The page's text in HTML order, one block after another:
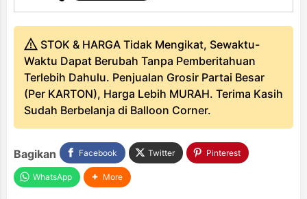
STOK & HARGA Tidak Mengikat, Sewaktu-
Waktu Dapat Berubah Tanpa Pemberitahuan
Terlebih Dahulu. Penjualan Grosir Partai Besar
(Per KARTON), Harga Lebih MURAH. Terima Kasih
Sudah Berbelanja di Balloon Corner.
Bagikan Facebook Twitter Pinterest
WhatsApp More